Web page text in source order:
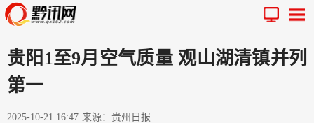
贵阳1至9月空气质量 观山湖清镇并列
第一
2025-10-21 16:47 来源：贵州日报